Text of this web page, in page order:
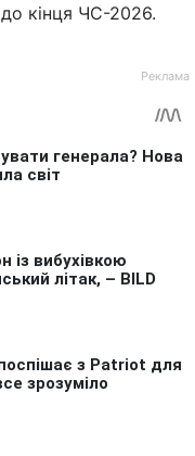
до кінця ЧС-2026.